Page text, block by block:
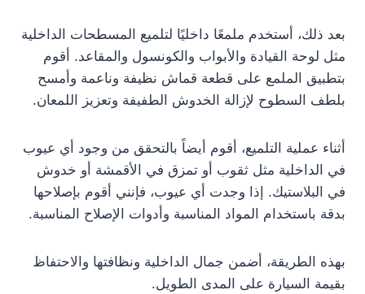
بعد ذلك، أستخدم ملمعًا داخليًا لتلميع المسطحات الداخلية
مثل لوحة القيادة والأبواب والكونسول والمقاعد. أقوم
بتطبيق الملمع على قطعة قماش نظيفة وناعمة وأمسح
بلطف السطوح لإزالة الخدوش الطفيفة وتعزيز اللمعان.
أثناء عملية التلميع، أقوم أيضاً بالتحقق من وجود أي عيوب
في الداخلية مثل ثقوب أو تمزق في الأقمشة أو خدوش
في البلاستيك. إذا وجدت أي عيوب، فإنني أقوم بإصلاحها
بدقة باستخدام المواد المناسبة وأدوات الإصلاح المناسبة.
بهذه الطريقة، أضمن جمال الداخلية ونظافتها والاحتفاظ
بقيمة السيارة على المدى الطويل.